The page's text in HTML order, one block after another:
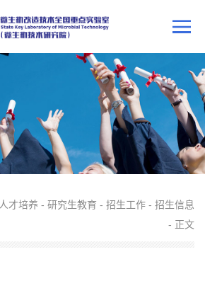
人才培养 - 研究生教育 - 招生工作 - 招生信息
- 正文